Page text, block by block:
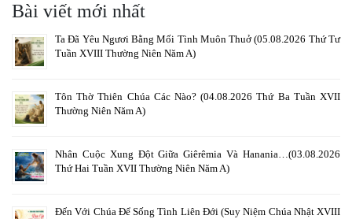
Bài viết mới nhất
Ta Đã Yêu Ngươi Bằng Mối Tình Muôn Thuở (05.08.2026 Thứ Tư
Tuần XVIII Thường Niên Năm A)
Tôn Thờ Thiên Chúa Các Nào? (04.08.2026 Thứ Ba Tuần XVII
Thường Niên Năm A)
Nhân Cuộc Xung Đột Giữa Giêrêmia Và Hanania…(03.08.2026
Thứ Hai Tuần XVII Thường Niên Năm A)
Đến Với Chúa Để Sống Tình Liên Đới (Suy Niệm Chúa Nhật XVIII